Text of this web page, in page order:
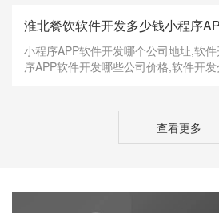
事情，有一些常见的注意事项还是值得
小程序APP软件开发哪个公司地址,软
序APP软件开发哪些公司价格,软件开
service RPC这个东西是什么? 第一次
查看更多